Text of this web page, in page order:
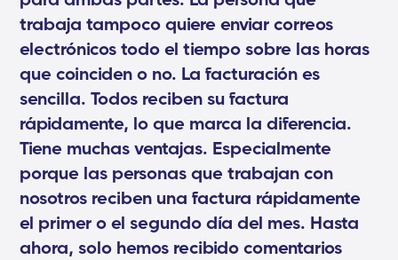
trabaja tampoco quiere enviar correos
electrónicos todo el tiempo sobre las horas
que coinciden o no. La facturación es
sencilla. Todos reciben su factura
rápidamente, lo que marca la diferencia.
Tiene muchas ventajas. Especialmente
porque las personas que trabajan con
nosotros reciben una factura rápidamente
el primer o el segundo día del mes. Hasta
ahora, solo hemos recibido comentarios